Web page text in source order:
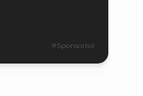
#Sponsorisé